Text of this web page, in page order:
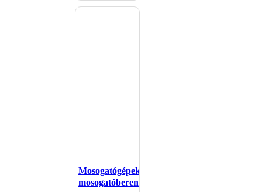
Mosogatógépek,
mosogatóberendezések